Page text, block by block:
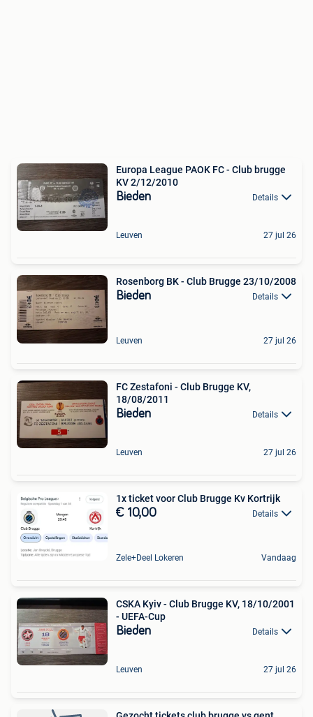
Europa League PAOK FC - Club brugge
KV 2/12/2010
Bieden Details
Leuven 27 jul 26
Rosenborg BK - Club Brugge 23/10/2008
Bieden Details
Leuven 27 jul 26
FC Zestafoni - Club Brugge KV,
18/08/2011
Bieden Details
Leuven 27 jul 26
1x ticket voor Club Brugge Kv Kortrijk
€ 10,00 Details
Zele+Deel Lokeren Vandaag
CSKA Kyiv - Club Brugge KV, 18/10/2001
- UEFA-Cup
Bieden Details
Leuven 27 jul 26